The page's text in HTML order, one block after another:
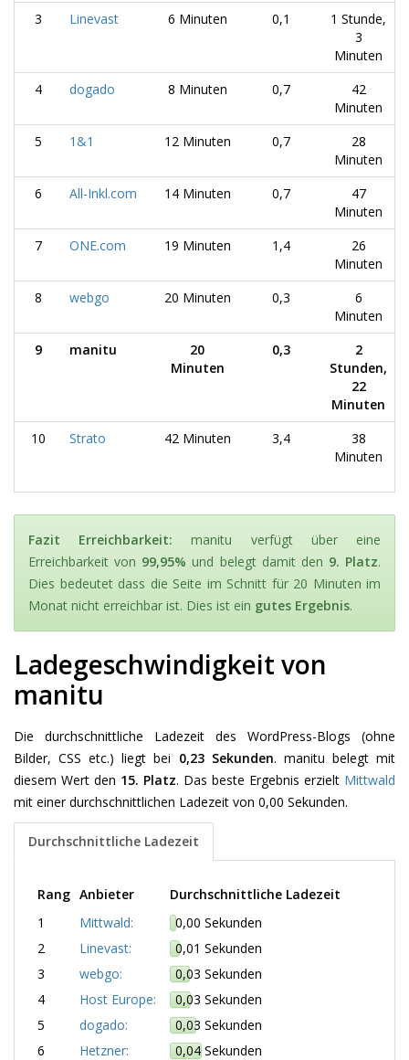
3 Linevast 6 Minuten 0,1
1 Stunde,
3
Minuten
4
dogado 8 Minuten 0,7
42
Minuten
5
1&1 12 Minuten 0,7
28
Minuten
6
All-Inkl.com 14 Minuten 0,7
47
Minuten
7
ONE.com 19 Minuten 1,4
26
Minuten
8
webgo 20 Minuten 0,3
6
Minuten
9
manitu
20
Minuten
0,3
2
Stunden,
22
Minuten
10
Strato 42 Minuten 3,4
38
Minuten
Fazit Erreichbarkeit: manitu verfügt über eine
Erreichbarkeit von 99,95% und belegt damit den 9. Platz.
Dies bedeutet dass die Seite im Schnitt für 20 Minuten im
Monat nicht erreichbar ist. Dies ist ein gutes Ergebnis.
Ladegeschwindigkeit von
manitu
Die durchschnittliche Ladezeit des WordPress-Blogs (ohne
Bilder, CSS etc.) liegt bei 0,23 Sekunden. manitu belegt mit
diesem Wert den 15. Platz. Das beste Ergebnis erzielt Mittwald
mit einer durchschnittlichen Ladezeit von 0,00 Sekunden.
Durchschnittliche Ladezeit
Rang Anbieter
Durchschnittliche Ladezeit
1
Mittwald:
0,00 Sekunden
2
Linevast:
0,01 Sekunden
3
webgo:
0,03 Sekunden
4
Host Europe:
0,03 Sekunden
5
dogado:
0,03 Sekunden
6
Hetzner:
0,04 Sekunden